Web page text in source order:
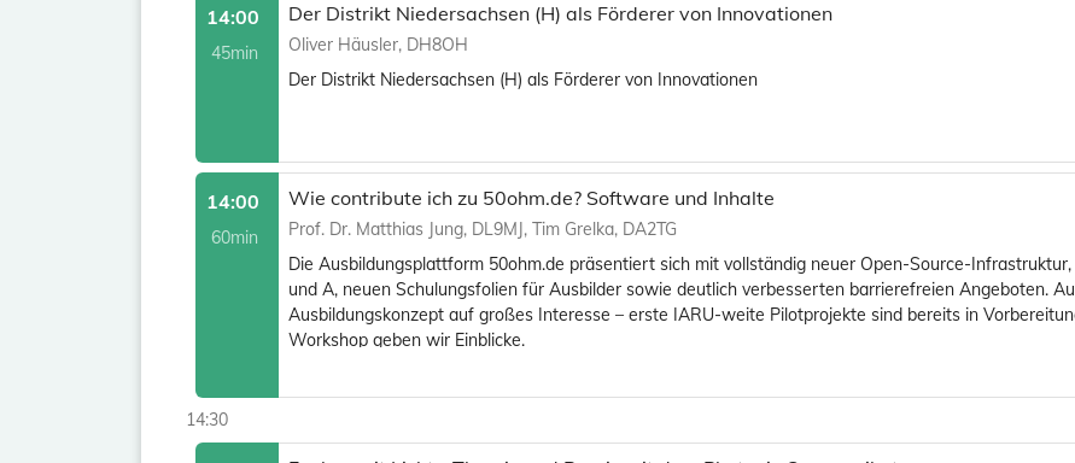
14:00
45min
Der Distrikt Niedersachsen (H) als Förderer von Innovationen
Oliver Häusler, DH8OH
Der Distrikt Niedersachsen (H) als Förderer von Innovationen
14:00
60min
Wie contribute ich zu 50ohm.de? Software und Inhalte
Prof. Dr. Matthias Jung, DL9MJ, Tim Grelka, DA2TG
Die Ausbildungsplattform 50ohm.de präsentiert sich mit vollständig neuer Open-Source-
und A, neuen Schulungsfolien für Ausbilder sowie deutlich verbesserten barrierefreien Angeboten.
Ausbildungskonzept auf großes Interesse – erste IARU-weite Pilotprojekte sind bereits in
Workshop geben wir Einblicke.
14:30